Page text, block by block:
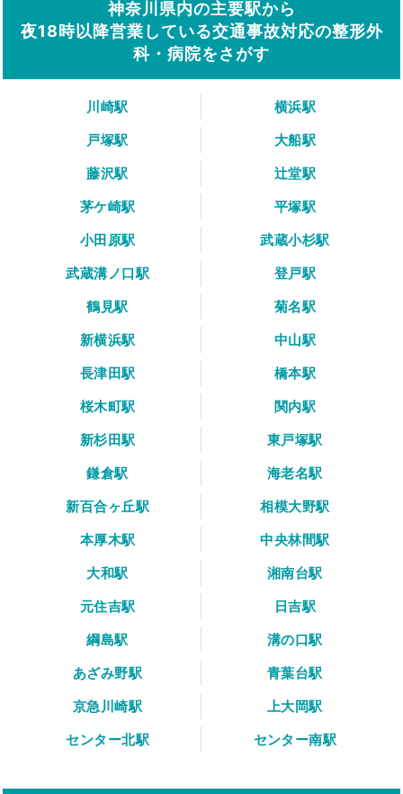
神奈川県内の主要駅から
夜18時以降営業している交通事故対応の整形外
科・病院をさがす
川崎駅
横浜駅
戸塚駅
大船駅
藤沢駅
辻堂駅
茅ケ崎駅
平塚駅
小田原駅
武蔵小杉駅
武蔵溝ノ口駅
登戸駅
鶴見駅
菊名駅
新横浜駅
中山駅
長津田駅
橋本駅
桜木町駅
関内駅
新杉田駅
東戸塚駅
鎌倉駅
海老名駅
新百合ヶ丘駅
相模大野駅
本厚木駅
中央林間駅
大和駅
湘南台駅
元住吉駅
日吉駅
綱島駅
溝の口駅
あざみ野駅
青葉台駅
京急川崎駅
上大岡駅
センター北駅
センター南駅